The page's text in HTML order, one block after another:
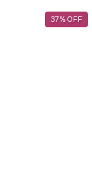
37% OFF